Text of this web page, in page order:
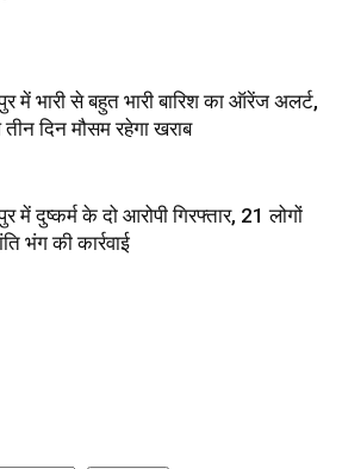
में भारी से बहुत भारी बारिश का ऑरेंज अलर्ट,
दिन मौसम रहेगा खराब
में दुष्कर्म के दो आरोपी गिरफ्तार, 21 लोगों
भंग की कार्रवाई